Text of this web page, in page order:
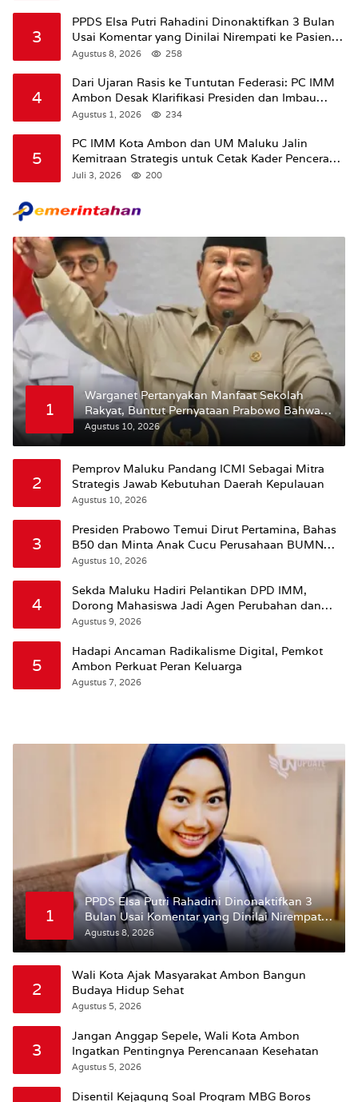
3
PPDS Elsa Putri Rahadini Dinonaktifkan 3 Bulan
Usai Komentar yang Dinilai Nirempati ke Pasien
BPJS
Agustus 8, 2026 258
4
Dari Ujaran Rasis ke Tuntutan Federasi: PC IMM
Ambon Desak Klarifikasi Presiden dan Imbau
Tunda Pengibaran Bendera Merah Putih Di
Agustus 1, 2026 234
5
PC IMM Kota Ambon dan UM Maluku Jalin
Kemitraan Strategis untuk Cetak Kader Pencerah
Bangsa “Membangun Peradaban dari Kampus”
Juli 3, 2026 200
1
Warganet Pertanyakan Manfaat Sekolah
Rakyat, Buntut Pernyataan Prabowo Bahwa
Kecerdasan Bukan dari Sekolah
Agustus 10, 2026
2
Pemprov Maluku Pandang ICMI Sebagai Mitra
Strategis Jawab Kebutuhan Daerah Kepulauan
Agustus 10, 2026
3
Presiden Prabowo Temui Dirut Pertamina, Bahas
B50 dan Minta Anak Cucu Perusahaan BUMN
Dikurangi
Agustus 10, 2026
4
Sekda Maluku Hadiri Pelantikan DPD IMM,
Dorong Mahasiswa Jadi Agen Perubahan dan
Mitra Strategis Pemerintah
Agustus 9, 2026
5
Hadapi Ancaman Radikalisme Digital, Pemkot
Ambon Perkuat Peran Keluarga
Agustus 7, 2026
1
PPDS Elsa Putri Rahadini Dinonaktifkan 3
Bulan Usai Komentar yang Dinilai Nirempati
ke Pasien BPJS
Agustus 8, 2026
2
Wali Kota Ajak Masyarakat Ambon Bangun
Budaya Hidup Sehat
Agustus 5, 2026
3
Jangan Anggap Sepele, Wali Kota Ambon
Ingatkan Pentingnya Perencanaan Kesehatan
Agustus 5, 2026
Disentil Kejagung Soal Program MBG Boros